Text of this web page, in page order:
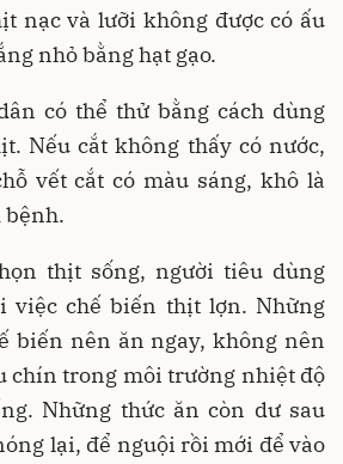
nạc và lưỡi không được có ấu
nhỏ bằng hạt gạo.
có thể thử bằng cách dùng
Nếu cắt không thấy có nước,
vết cắt có màu sáng, khô là
thịt sống, người tiêu dùng
việc chế biến thịt lợn. Những
biến nên ăn ngay, không nên
chín trong môi trường nhiệt độ
Những thức ăn còn dư sau
lại, để nguội rồi mới để vào